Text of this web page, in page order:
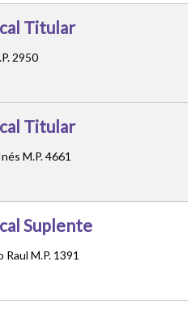
Titular
2950
Titular
M.P. 4661
Suplente
Raul M.P. 1391